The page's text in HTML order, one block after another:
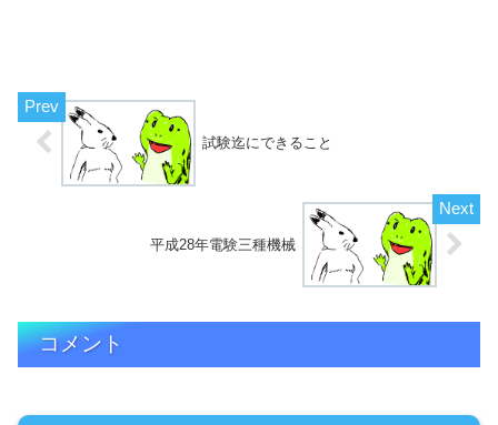
試験迄にできること
平成28年電験三種機械
コメント